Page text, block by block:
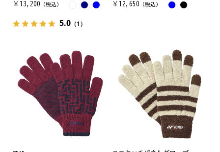
￥ 13,200 （税込）
5.0 （1）
￥ 12,650 （税込）